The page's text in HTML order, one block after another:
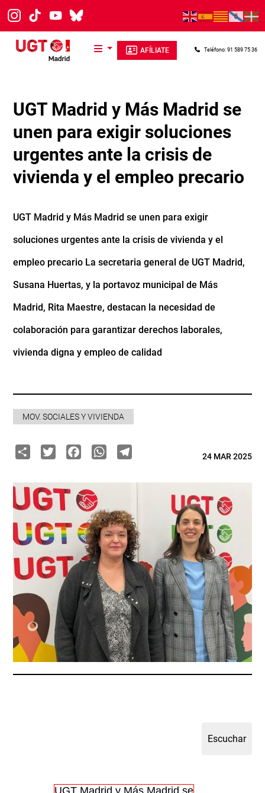
Pasar al contenido principal
AFÍLIATE Teléfono: 91 589 75 36
UGT Madrid y Más Madrid se
unen para exigir soluciones
urgentes ante la crisis de
vivienda y el empleo precario
UGT Madrid y Más Madrid se unen para exigir
soluciones urgentes ante la crisis de vivienda y el
empleo precario La secretaria general de UGT Madrid,
Susana Huertas, y la portavoz municipal de Más
Madrid, Rita Maestre, destacan la necesidad de
colaboración para garantizar derechos laborales,
vivienda digna y empleo de calidad
MOV. SOCIALES Y VIVIENDA
ShareTwitterFacebook
WhatsApp
Telegram24 MAR 2025
UGT Madrid y Más Madrid se